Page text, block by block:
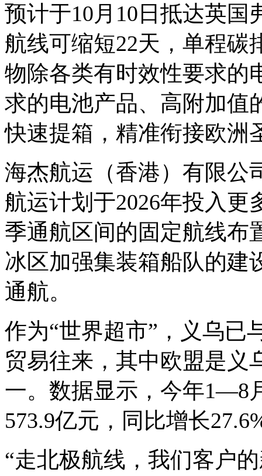
预计于10月10日抵达英
航线可缩短22天，单程碳
物除各类有时效性要求的
求的电池产品、高附加值
快速提箱，精准衔接欧洲
海杰航运（香港）有限公
航运计划于2026年投入
季通航区间的固定航线布
冰区加强集装箱船队的建
通航。
作为“世界超市”，义乌已
贸易往来，其中欧盟是义
一。数据显示，今年1—8
573.9亿元，同比增长
“走北极航线，我们客户